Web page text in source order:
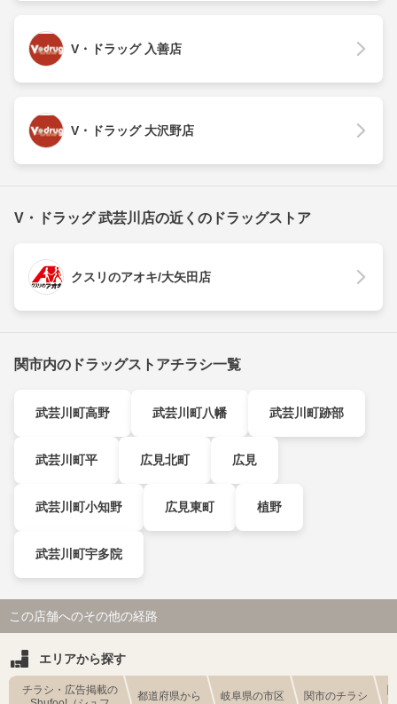
V・ドラッグ 入善店
V・ドラッグ 大沢野店
V・ドラッグ 武芸川店の近くのドラッグストア
クスリのアオキ/大矢田店
関市内のドラッグストアチラシ一覧
武芸川町高野 武芸川町八幡 武芸川町跡部
武芸川町平 広見北町 広見
武芸川町小知野 広見東町 植野
武芸川町宇多院
この店舗へのその他の経路
エリアから探す
チラシ・広告掲載の
都道府県から
岐阜県の市区
関市のチラシ